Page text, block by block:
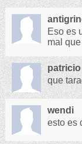
Eso es
mal
patricio
que
wendi
esto es